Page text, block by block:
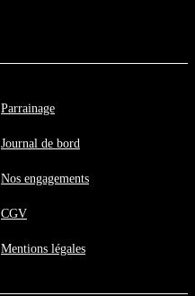
Parrainage
Journal de bord
Nos engagements
CGV
Mentions légales